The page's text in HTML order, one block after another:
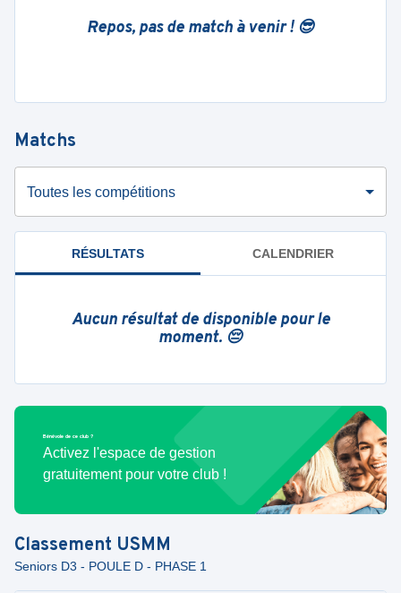
Repos, pas de match à venir ! 😎
Matchs
Toutes les compétitions
RÉSULTATS CALENDRIER
Aucun résultat de disponible pour le
moment. 😔
Bénévole de ce club ?
Activez l'espace de gestion
gratuitement pour votre club !
Classement USMM
Seniors D3 - POULE D - PHASE 1